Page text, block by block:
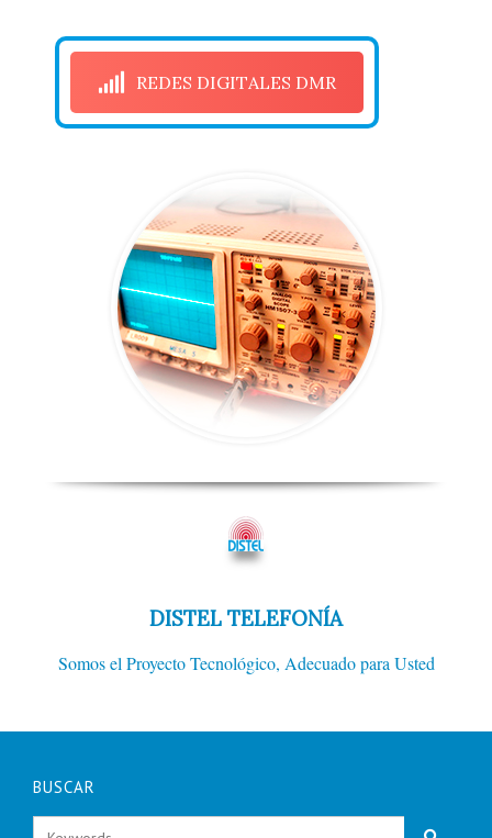
REDES DIGITALES DMR
DISTEL TELEFONÍA
Somos el Proyecto Tecnológico, Adecuado para Usted
BUSCAR